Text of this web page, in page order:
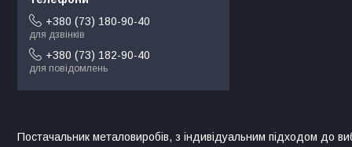
+380 (73) 180-90-40
для дзвінків
+380 (73) 182-90-40
для повідомлень
Постачальник металовиробів, з індивідуальним підходом до